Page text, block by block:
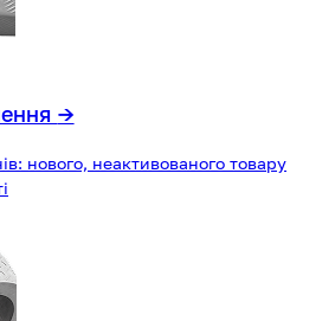
→
нового, неактивованого товару